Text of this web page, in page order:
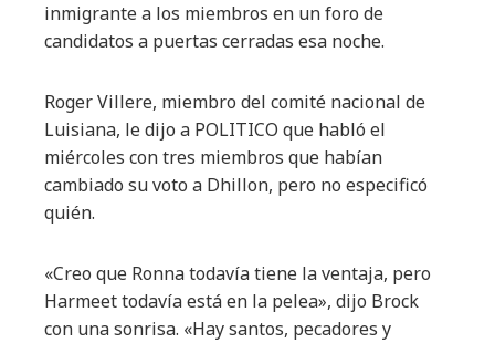
inmigrante a los miembros en un foro de
candidatos a puertas cerradas esa noche.
Roger Villere, miembro del comité nacional de
Luisiana, le dijo a POLITICO que habló el
miércoles con tres miembros que habían
cambiado su voto a Dhillon, pero no especificó
quién.
«Creo que Ronna todavía tiene la ventaja, pero
Harmeet todavía está en la pelea», dijo Brock
con una sonrisa. «Hay santos, pecadores y